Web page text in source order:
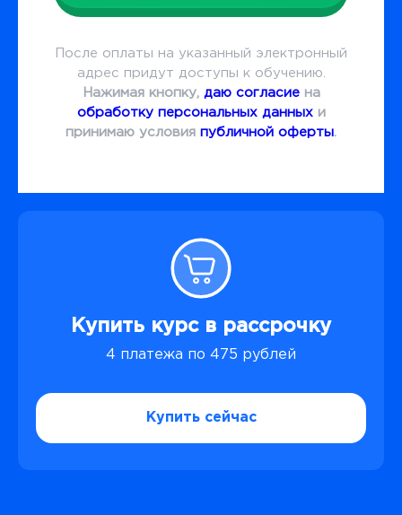
После оплаты на указанный электронный
адрес придут доступы к обучению.
Нажимая кнопку, даю согласиена
обработку персональных данныхи
принимаю условия публичной оферты.
Купить курс в рассрочку
4 платежа по 475 рублей
Купить сейчас